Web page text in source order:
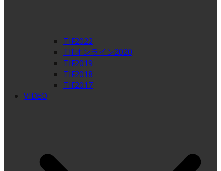
TIF2022
TIFオンライン2020
TIF2019
TIF2018
TIF2017
VIDEO